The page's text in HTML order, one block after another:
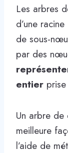
Les arbres
d’une
de sous-
par des
entier
Un arbre de
meilleure
l’aide de